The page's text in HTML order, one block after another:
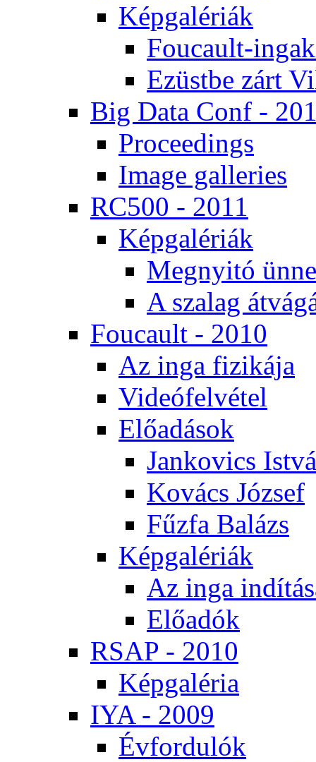
Kép­ga­lé­ri­ák
Fo­u­ca­ult-
Ezüst­be zárt
Big Da­ta Conf -
Pro­ce­e­dings
Image gal­le­ri­es
RC500 - 2011
Kép­ga­lé­ri­ák
Meg­nyi­tó
A sza­lag
Fo­u­ca­ult - 2010
Az in­ga fi­zi­ká­ja
Vi­de­ó­fel­vé­tel
Elő­adá­sok
Jan­ko­vics
Ko­vács Jó­zsef
Fűz­fa Ba­lázs
Kép­ga­lé­ri­ák
Az in­ga
Elő­adók
RSAP - 2010
Kép­ga­lé­ria
IYA - 2009
Év­for­du­lók